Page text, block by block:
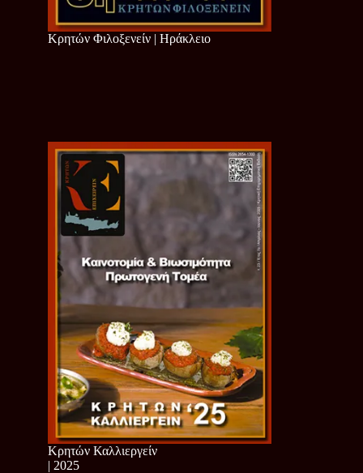
Κρητών Φιλοξενείν | Ηράκλειο
Κρητών Καλλιεργείν
| 2025